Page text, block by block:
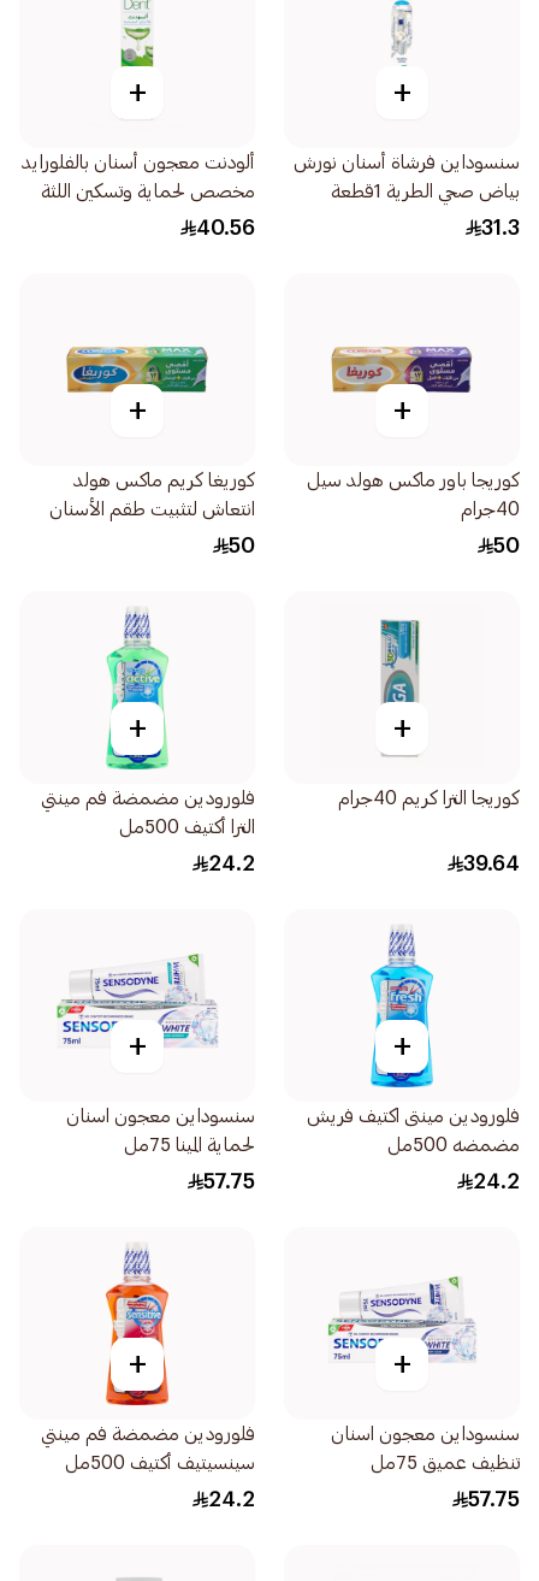
+
سنسوداين فرشاة أسنان نورش
بياض صحي الطرية 1قطعة
31.3
+
ألودنت معجون أسنان بالفلورايد
مخصص لحماية وتسكين اللثة
والأسنان الحساسة 100جرام
40.56
+
كوريجا باور ماكس هولد سيل
40جرام
50
+
كوريغا كريم ماكس هولد
انتعاش لتثبيت طقم الأسنان
40جرام
50
+
كوريجا الترا كريم 40جرام
39.64
+
فلورودين مضمضة فم مينتي
الترا أكتيف 500مل
24.2
+
فلورودين مينتى اكتيف فريش
مضمضه 500مل
24.2
+
سنسوداين معجون اسنان
لحماية المينا 75مل
57.75
+
سنسوداين معجون اسنان
تنظيف عميق 75مل
57.75
+
فلورودين مضمضة فم مينتي
سينسيتيف أكتيف 500مل
24.2